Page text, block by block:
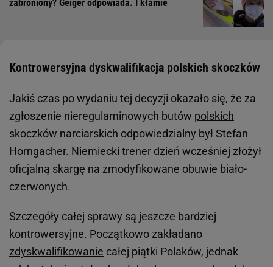
zabroniony? Geiger odpowiada. I kłamie
Kontrowersyjna dyskwalifikacja polskich skoczków
Jakiś czas po wydaniu tej decyzji okazało się, że za
zgłoszenie nieregulaminowych butów polskich
skoczków narciarskich odpowiedzialny był Stefan
Horngacher. Niemiecki trener dzień wcześniej złożył
oficjalną skargę na zmodyfikowane obuwie biało-
czerwonych.
Szczegóły całej sprawy są jeszcze bardziej
kontrowersyjne. Początkowo zakładano
zdyskwalifikowanie całej piątki Polaków, jednak